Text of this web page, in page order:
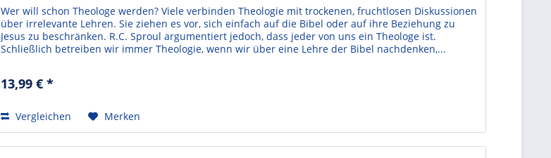
Wer will schon Theologe werden? Viele verbinden Theologie mit trockenen, fruchtlosen Diskussionen
über irrelevante Lehren. Sie ziehen es vor, sich einfach auf die Bibel oder auf ihre Beziehung zu
Jesus zu beschränken. R.C. Sproul argumentiert jedoch, dass jeder von uns ein Theologe ist.
Schließlich betreiben wir immer Theologie, wenn wir über eine Lehre der Bibel nachdenken,...
13,99 € *
Vergleichen Merken